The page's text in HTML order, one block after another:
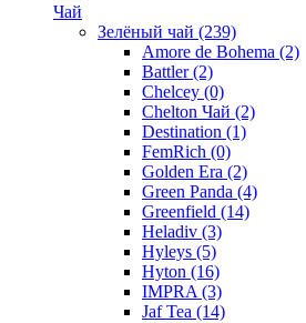
Чай
Зелёный чай (239)
Amore de Bohema (2)
Battler(2)
Chelcey (0)
Chelton Чай (2)
Destination (1)
FemRich (0)
Golden Era (2)
Green Panda (4)
Greenfield (14)
Heladiv (3)
Hyleys (5)
Hyton (16)
IMPRA (3)
Jaf Tea (14)